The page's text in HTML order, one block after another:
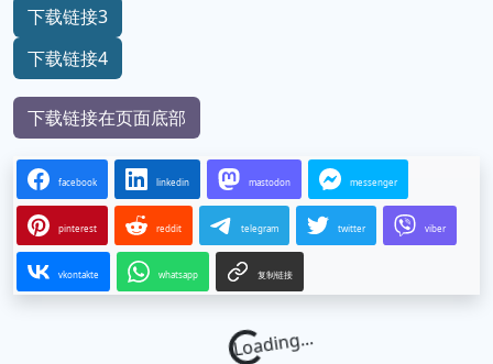
下载链接3
下载链接4
下载链接在页面底部
facebook linkedin mastodon messenger
pinterest reddit telegram twitter viber
vkontakte whatsapp 复制链接
Loading...